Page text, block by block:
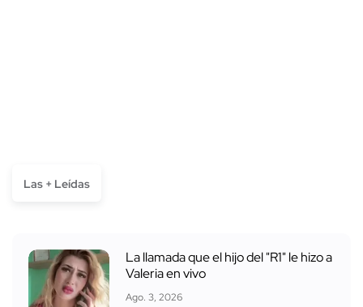
Las + Leídas
La llamada que el hijo del "R1" le hizo a
Valeria en vivo
Ago. 3, 2026